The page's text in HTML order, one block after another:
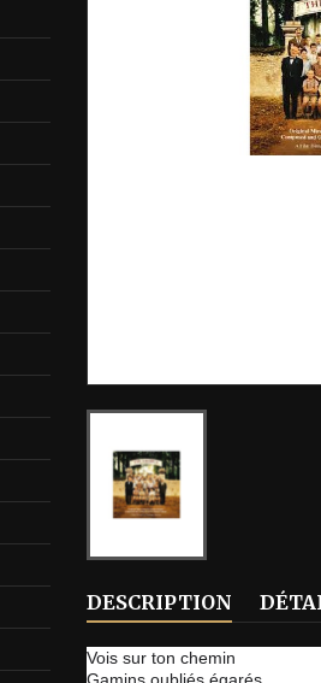
DESCRIPTION
Vois sur ton chemin